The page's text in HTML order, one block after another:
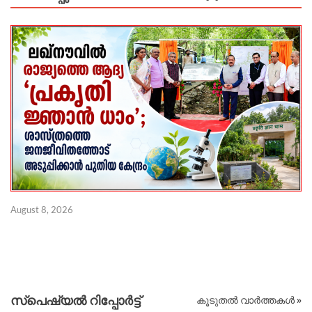
August 8, 2026
സ്പെഷ്യൽ റിപ്പോര്‍ട്ട് കൂടുതൽ വാർത്തകൾ »